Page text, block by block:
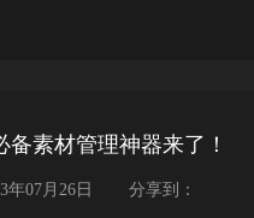
素材管理神器来了！
年07月26日 分享到：